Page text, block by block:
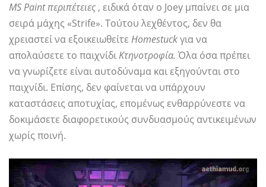
MS Paint περιπέτειες , ειδικά όταν ο Joey μπαίνει σε μια
σειρά μάχης «Strife». Τούτου λεχθέντος, δεν θα
χρειαστεί να εξοικειωθείτε Homestuckγια να
απολαύσετε το παιχνίδιΚτηνοτροφία. Όλα όσα πρέπει
να γνωρίζετε είναι αυτοδύναμα και εξηγούνται στο
παιχνίδι. Επίσης, δεν φαίνεται να υπάρχουν
καταστάσεις αποτυχίας, επομένως ενθαρρύνεστε να
δοκιμάσετε διαφορετικούς συνδυασμούς αντικειμένων
χωρίς ποινή.